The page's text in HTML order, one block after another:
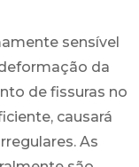
sensível
da
de fissuras no
causará
As